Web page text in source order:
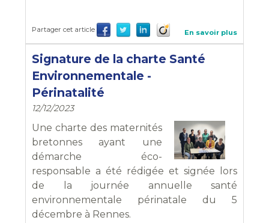
Partager cet article En savoir plus
Signature de la charte Santé
Environnementale -
Périnatalité
12/12/2023
Une charte des maternités
bretonnes ayant une
démarche éco-
responsable a été rédigée et signée lors
de la journée annuelle santé
environnementale périnatale du 5
décembre à Rennes.